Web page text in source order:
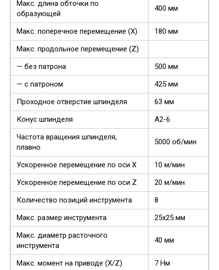
Макс. длина обточки по
образующей
400 мм
Макс. поперечное перемещение (Х)
180 мм
Макс. продольное перемещение (Z)
— без патрона
500 мм
— с патроном
425 мм
Проходное отверстие шпинделя
63 мм
Конус шпинделя
А2-6
Частота вращения шпинделя,
плавно
5000 об/мин
Ускоренное перемещение по оси Х
10 м/мин
Ускоренное перемещение по оси Z
20 м/мин
Количество позиций инструмента
8
Макс. размер инструмента
25х25 мм
Макс. диаметр расточного
инструмента
40 мм
Макс. момент на приводе (Х/Z)
7 Нм